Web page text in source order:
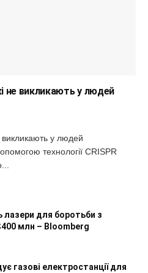
не викликають у людей
викликають у людей
технології CRISPR
для боротьби з
млн – Bloomberg
газові електростанції для